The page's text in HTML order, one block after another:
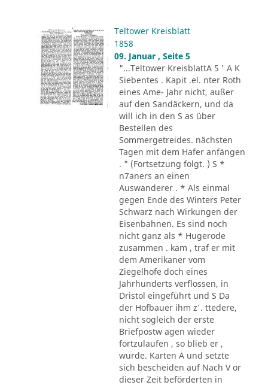
Teltower Kreisblatt
1858
09. Januar , Seite 5
"...Teltower KreisblattA 5 ' A K
Siebentes . Kapit .el. nter Roth
eines Ame- Jahr nicht, außer
auf den Sandäckern, und da
will ich in den S as über
Bestellen des
Sommergetreides. nächsten
Tagen mit dem Hafer anfängen
. " (Fortsetzung folgt. ) S *
n7aners an einen
Auswanderer . * Als einmal
gegen Ende des Winters Peter
Schwarz nach Wirkungen der
Eisenbahnen. Es sind noch
nicht ganz als * Hugerode
zusammen . kam , traf er mit
dem Amerikaner vom
Ziegelhofe doch eines
Jahrhunderts verflossen, in
Dristol eingeführt und S Da
der Hofbauer ihm z'. ttedere,
nicht sogleich der erste
Briefpostw agen wieder
fortzulaufen , so blieb er ,
wurde. Karten A und setzte
sich bescheiden auf Nach V or
dieser Zeit beförderten in